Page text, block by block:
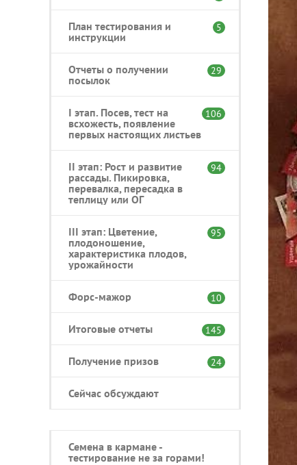
План тестирования и
инструкции
5
Отчеты о получении
посылок
29
I этап. Посев, тест на
всхожесть, появление
первых настоящих листьев
106
II этап: Рост и развитие
рассады. Пикировка,
перевалка, пересадка в
теплицу или ОГ
94
III этап: Цветение,
плодоношение,
характеристика плодов,
урожайности
95
Форс-мажор 10
Итоговые отчеты 145
Получение призов 24
Сейчас обсуждают
Семена в кармане -
тестирование не за горами!